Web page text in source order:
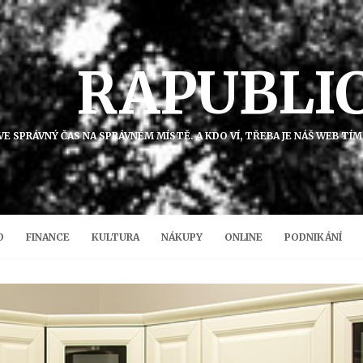
SPRÁVNÝ ČAS NA SPRÁVNÉM MÍSTĚ. A KDO VÍ, TŘEBA JE NÁŠ WEB
FINANCE KULTURA NÁKUPY ONLINE PODNIKÁNÍ